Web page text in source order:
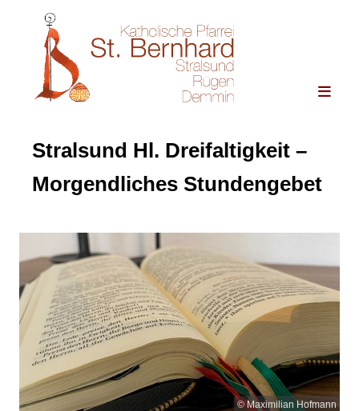
Stralsund Hl. Dreifaltigkeit –
Morgendliches Stundengebet
© Maximilian Hofmann